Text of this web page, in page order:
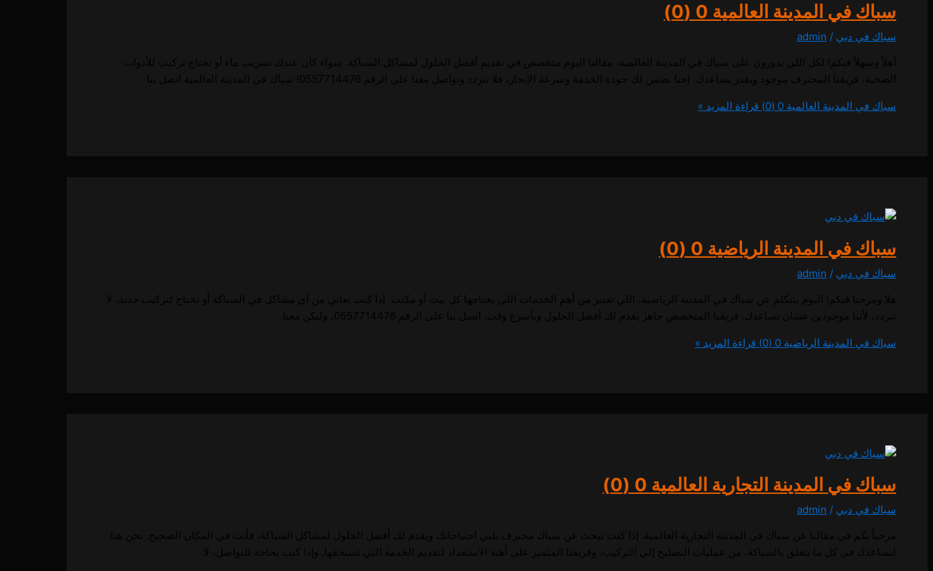
سباك في المدينة العالمية 0 (0)
سباك في دبي /
admin
سباك في المدينة العالمية 0 (0) قراءة المزيد »
سباك في المدينة الرياضية 0 (0)
سباك في دبي /
admin
سباك في المدينة الرياضية 0 (0) قراءة المزيد »
سباك في المدينة التجارية العالمية 0 (0)
سباك في دبي /
admin